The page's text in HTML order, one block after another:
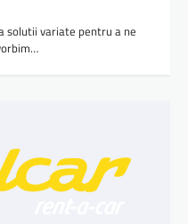
solutii variate pentru a ne